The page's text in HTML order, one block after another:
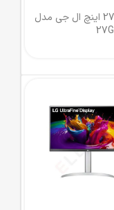
مانیتور 27 اینچ ال جی مدل